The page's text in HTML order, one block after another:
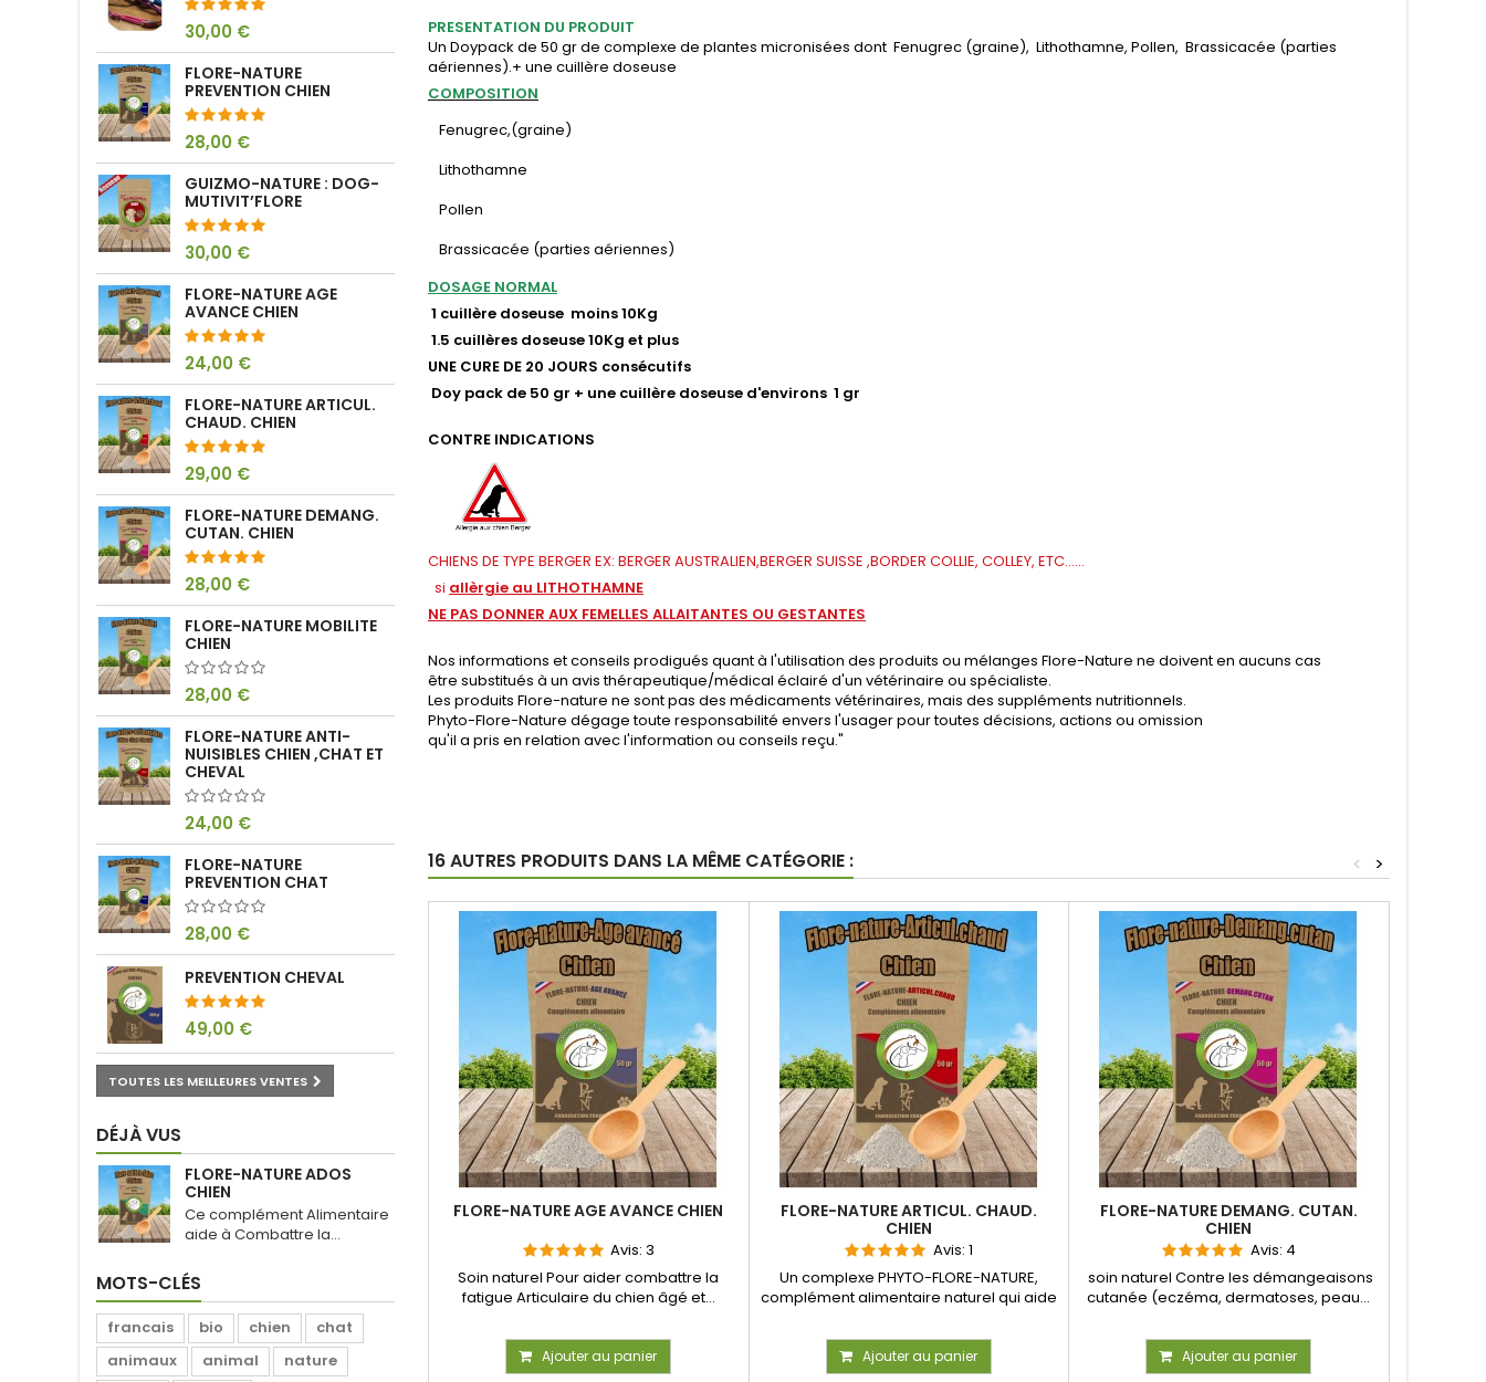
30,00 €
FLORE-NATURE
PREVENTION CHIEN
28,00 €
GUIZMO-NATURE : DOG-
MUTIVIT’FLORE
30,00 €
FLORE-NATURE AGE
AVANCE CHIEN
24,00 €
FLORE-NATURE ARTICUL.
CHAUD. CHIEN
29,00 €
FLORE-NATURE DEMANG.
CUTAN. CHIEN
28,00 €
FLORE-NATURE MOBILITE
CHIEN
28,00 €
FLORE-NATURE ANTI-
NUISIBLES CHIEN ,CHAT ET
CHEVAL
24,00 €
FLORE-NATURE
PREVENTION CHAT
28,00 €
PREVENTION CHEVAL
49,00 €
TOUTES LES MEILLEURES VENTES
DÉJÀ VUS
FLORE-NATURE ADOS
CHIEN
Ce complément Alimentaire
aide à Combattre la...
MOTS-CLÉS
francais bio chien
chat
animaux
animal
nature
PRESENTATION DU PRODUIT
Un Doypack de 50 gr de complexe de plantes micronisées dont Fenugrec (graine), Lithothamne, Pollen, Brassicacée (parties
aériennes).+ une cuillère doseuse
COMPOSITION
Fenugrec,(graine)
Lithothamne
Pollen
Brassicacée (parties aériennes)
DOSAGE NORMAL
1 cuillère doseuse moins 10Kg
1.5 cuillères doseuse 10Kg et plus
UNE CURE DE 20 JOURS consécutifs
Doy pack de 50 gr + une cuillère doseuse d'environs 1 gr
CONTRE INDICATIONS
CHIENS DE TYPE BERGER EX: BERGER AUSTRALIEN,BERGER SUISSE ,BORDER COLLIE, COLLEY, ETC......
si allèrgie au LITHOTHAMNE
NE PAS DONNER AUX FEMELLES ALLAITANTES OU GESTANTES
Nos informations et conseils prodigués quant à l'utilisation des produits ou mélanges Flore-Nature ne doivent en aucuns cas
être substitués à un avis thérapeutique/médical éclairé d'un vétérinaire ou spécialiste.
Les produits Flore-nature ne sont pas des médicaments vétérinaires, mais des suppléments nutritionnels.
Phyto-Flore-Nature dégage toute responsabilité envers l'usager pour toutes décisions, actions ou omission
qu'il a pris en relation avec l'information ou conseils reçu."
16 AUTRES PRODUITS DANS LA MÊME CATÉGORIE : >
<
FLORE-NATURE AGE AVANCE CHIEN
Avis:3
Soin naturel Pour aider combattre la
fatigue Articulaire du chien âgé et...
Ajouter au panier
FLORE-NATURE ARTICUL. CHAUD.
CHIEN
Avis: 1
Un complexe PHYTO-FLORE-NATURE,
complément alimentaire naturel qui aide
Ajouter au panier
FLORE-NATURE DEMANG. CUTAN.
CHIEN
Avis: 4
soin naturel Contre les démangeaisons
cutanée (eczéma, dermatoses, peau...
Ajouter au panier